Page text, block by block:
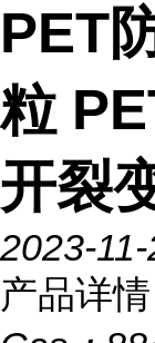
PET
粒
开裂
2023-
产品详情